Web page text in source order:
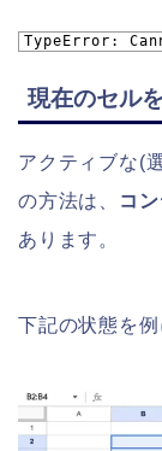
TypeError:
現在のセル
アクティブな(
の方法は、
コ
あります。
下記の状態を例